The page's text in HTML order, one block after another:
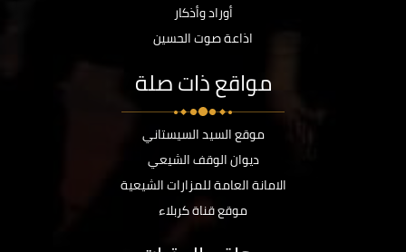
أوراد وأذكار
اذاعة صوت الحسين
مواقع ذات صلة
موقع السيد السيستاني
ديوان الوقف الشيعي
الامانة العامة للمزارات الشيعية
موقع قناة كربلاء